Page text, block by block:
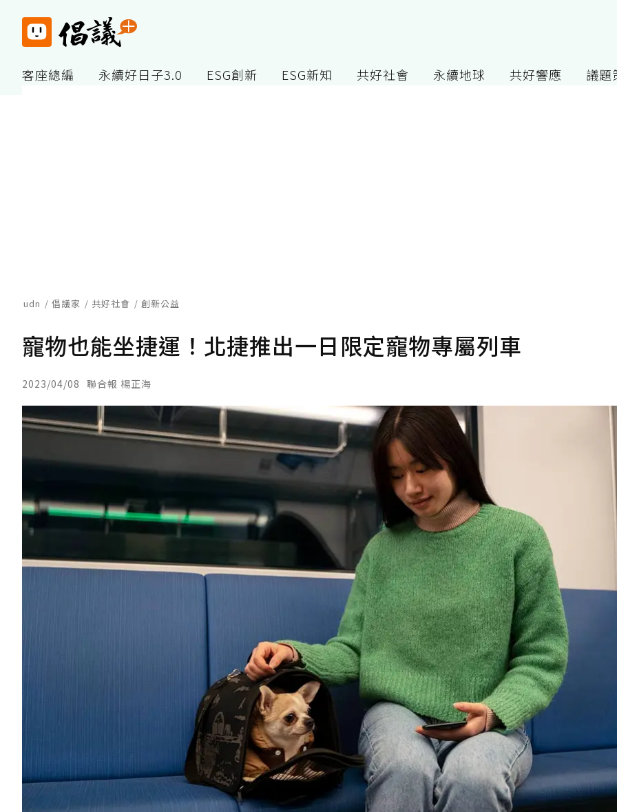
客座總編 永續好日子3.0 ESG創新 ESG新知 共好社會 永續地球 共好響應 議題
udn 倡議家 共好社會 創新公益
寵物也能坐捷運！北捷推出一日限定寵物專屬列車
2023/04/08 聯合報 楊正海